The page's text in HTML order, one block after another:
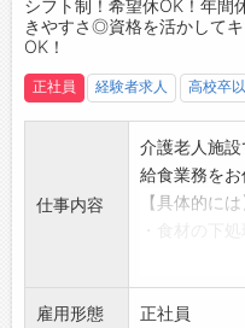
・地元の食材
・受賞歴を持
■温泉
・無色透明で
れている温泉
お楽しみい
■客室
シフト制！希望休OK！年間
きやすさ◎資格を活かして
OK！
正社員 経験者求人 高校卒
仕事内容
介護老人施
給食業務をお
【具体的には
・調理業務
程度）
・盛付け配膳
雇用形態 正社員